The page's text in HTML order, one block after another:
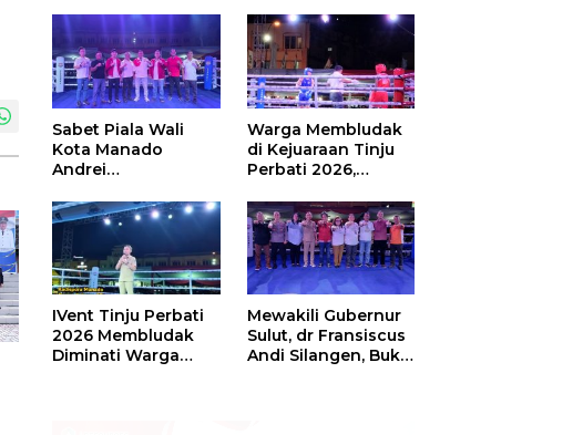
Sabet Piala Wali
Kota Manado
Andrei
Boxing Camp Juara
Umum Tinju Perbati
2026
Warga Membludak
di Kejuaraan Tinju
Perbati 2026,
Piala Wali Kota
IVent Tinju Perbati
2026 Membludak
Diminati Warga
Mewakili Gubernur
Sulut, dr Fransiscus
Andi Silangen, Buka